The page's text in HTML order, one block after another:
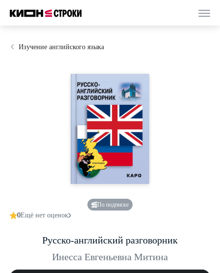
Изучение английского языка
По подписке
0Ещё нет оценок
Русско-английский разговорник
Инесса Евгеньевна Митина